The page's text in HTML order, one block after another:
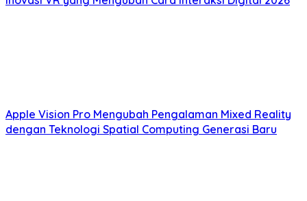
Apple Vision Pro Mengubah Pengalaman Mixed Reality
dengan Teknologi Spatial Computing Generasi Baru